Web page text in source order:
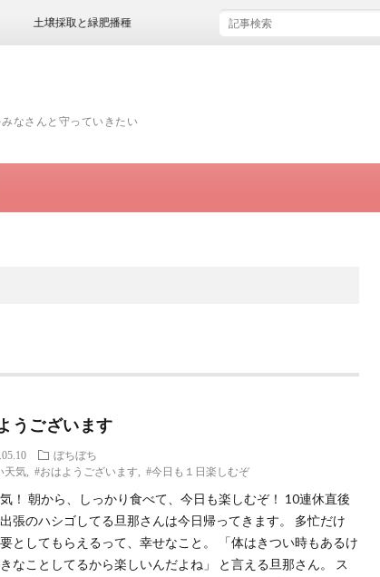
なさんと守っていきたい
土壌採取と緑肥播種
うございます
ぼちぼち
天気
,#おはようございます ,#今日も１日楽しむぞ
！ 朝から、しっかり食べて、今日も楽しむぞ！ 10連休直後
張のハシゴしてる旦那さんは今日帰ってきます。 多忙だけ
としてもらえるって、幸せなこと。 「体はきつい時もあるけ
なことしてるから楽しいんだよね」 と言える旦那さん。 ス